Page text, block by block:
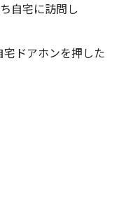
自宅に訪問し
ドアホンを押した